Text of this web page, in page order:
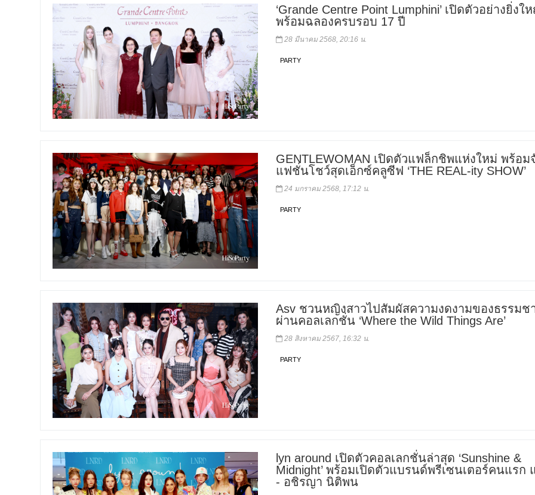
‘Grande Centre Point Lumphini’ เปิดตัวอย่างยิ่งใ
พร้อมฉลองครบรอบ 17 ปี
28 มีนาคม 2568, 20:16 น.
PARTY
GENTLEWOMAN เปิดตัวแฟล็กชิพแห่งใหม่ พร้อม
แฟชั่นโชว์สุดเอ็กซ์คลูซีฟ ‘THE REAL-ity SHOW’
24 มกราคม 2568, 17:12 น.
PARTY
Asv ชวนหญิงสาวไปสัมผัสความงดงามของธรรมช
ผ่านคอลเลกชั่น ‘Where the Wild Things Are’
28 สิงหาคม 2567, 16:32 น.
PARTY
lyn around เปิดตัวคอลเลกชั่นล่าสุด ‘Sunshine &
Midnight’ พร้อมเปิดตัวแบรนด์พรีเซนเตอร์คนแรก
- อชิรญา นิติพน